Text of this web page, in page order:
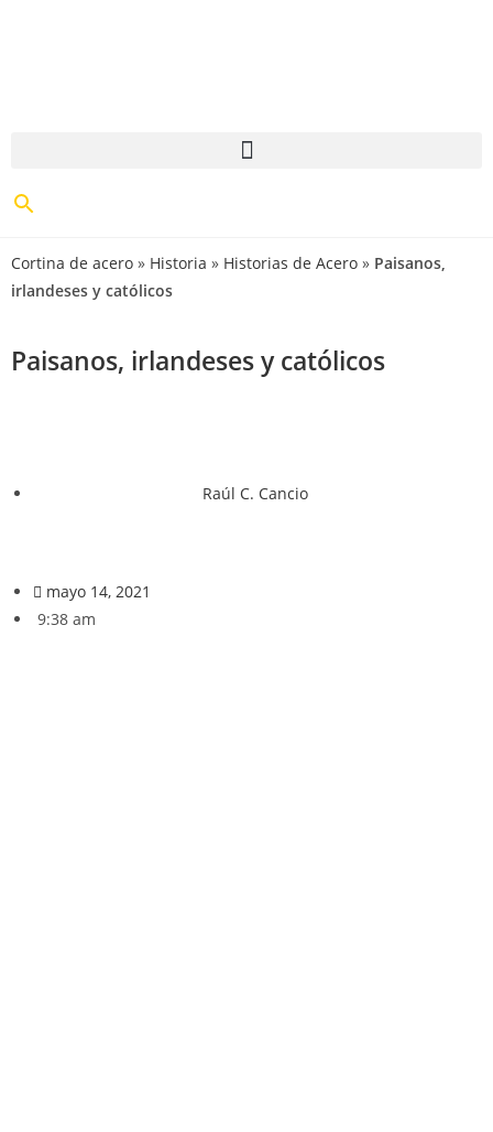
Cortina de acero » Historia » Historias de Acero » Paisanos,
irlandeses y católicos
Paisanos, irlandeses y católicos
Raúl C. Cancio
mayo 14, 2021
9:38 am